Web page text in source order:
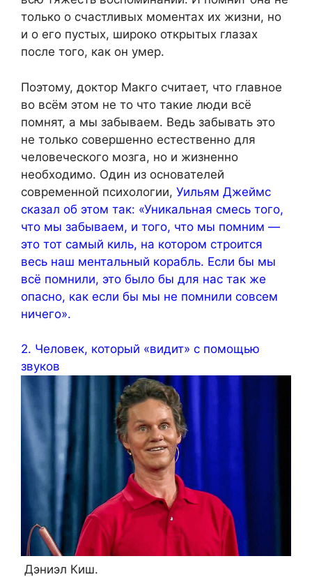
только о счастливых моментах их жизни, но
и о его пустых, широко открытых глазах
после того, как он умер.
Поэтому, доктор Макго считает, что главное
во всём этом не то что такие люди всё
помнят, а мы забываем. Ведь забывать это
не только совершенно естественно для
человеческого мозга, но и жизненно
необходимо. Один из основателей
современной психологии, Уильям Джеймс
сказал об этом так: «Уникальная смесь того,
что мы забываем, и того, что мы помним —
это тот самый киль, на котором строится
весь наш ментальный корабль. Если бы мы
всё помнили, это было бы для нас так же
опасно, как если бы мы не помнили совсем
ничего».
2. Человек, который «видит» с помощью
звуков
Дэниэл Киш.